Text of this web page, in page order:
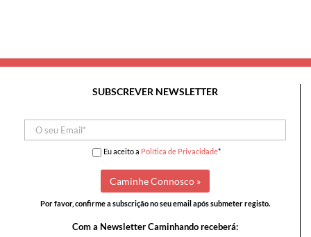
SUBSCREVER NEWSLETTER
Eu aceito a Política de Privacidade*
Por favor, confirme a subscrição no seu email após submeter registo.
Com a Newsletter Caminhando receberá: